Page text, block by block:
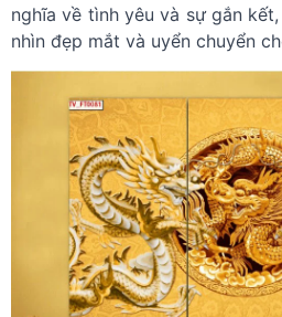
nghĩa về tình yêu và sự gắn
nhìn đẹp mắt và uyển chuyển